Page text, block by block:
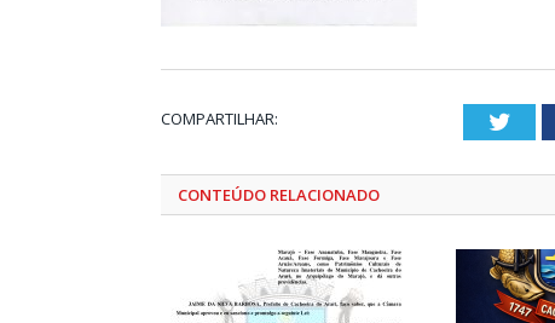
COMPARTILHAR:
CONTEÚDO RELACIONADO